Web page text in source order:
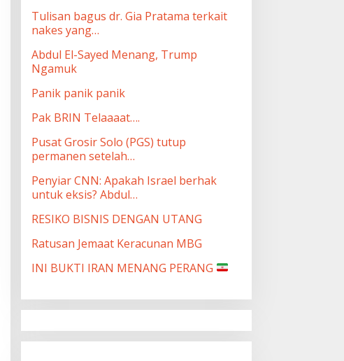
Tulisan bagus dr. Gia Pratama terkait
nakes yang…
Abdul El-Sayed Menang, Trump
Ngamuk
Panik panik panik
Pak BRIN Telaaaat….
Pusat Grosir Solo (PGS) tutup
permanen setelah…
Penyiar CNN: Apakah Israel berhak
untuk eksis? Abdul…
RESIKO BISNIS DENGAN UTANG
Ratusan Jemaat Keracunan MBG
INI BUKTI IRAN MENANG PERANG